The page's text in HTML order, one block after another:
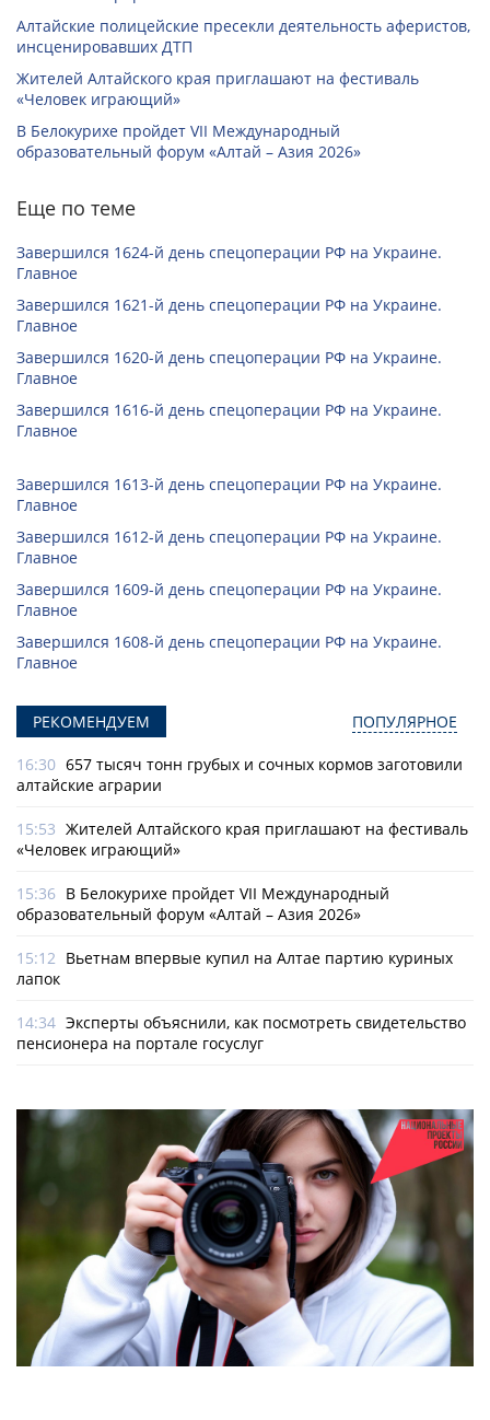
Алтайские полицейские пресекли деятельность аферистов,
инсценировавших ДТП
Жителей Алтайского края приглашают на фестиваль
«Человек играющий»
В Белокурихе пройдет VII Международный
образовательный форум «Алтай – Азия 2026»
Еще по теме
Завершился 1624-й день спецоперации РФ на Украине.
Главное
Завершился 1621-й день спецоперации РФ на Украине.
Главное
Завершился 1620-й день спецоперации РФ на Украине.
Главное
Завершился 1616-й день спецоперации РФ на Украине.
Главное
Завершился 1613-й день спецоперации РФ на Украине.
Главное
Завершился 1612-й день спецоперации РФ на Украине.
Главное
Завершился 1609-й день спецоперации РФ на Украине.
Главное
Завершился 1608-й день спецоперации РФ на Украине.
Главное
РЕКОМЕНДУЕМ ПОПУЛЯРНОЕ
16:30 657 тысяч тонн грубых и сочных кормов заготовили
алтайские аграрии
15:53 Жителей Алтайского края приглашают на фестиваль
«Человек играющий»
15:36 В Белокурихе пройдет VII Международный
образовательный форум «Алтай – Азия 2026»
15:12 Вьетнам впервые купил на Алтае партию куриных
лапок
14:34 Эксперты объяснили, как посмотреть свидетельство
пенсионера на портале госуслуг